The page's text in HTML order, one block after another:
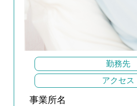
勤務先
アクセス
事業所名